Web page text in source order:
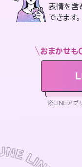
表情を含
できます。
おまかせも
※LINEアプ